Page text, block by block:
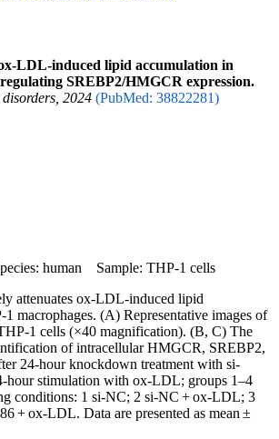
LDL-induced lipid accumulation in
SREBP2/HMGCR expression.
2024 (PubMed: 38822281)
human Sample: THP-1 cells
attenuates ox-LDL-induced lipid
macrophages. (A) Representative images of
1 cells (×40 magnification). (B, C) The
of intracellular HMGCR, SREBP2,
24-hour knockdown treatment with si-
hour stimulation with ox-LDL; groups 1–4
conditions: 1 si-NC; 2 si-NC + ox-LDL; 3
+ ox-LDL. Data are presented as mean ±